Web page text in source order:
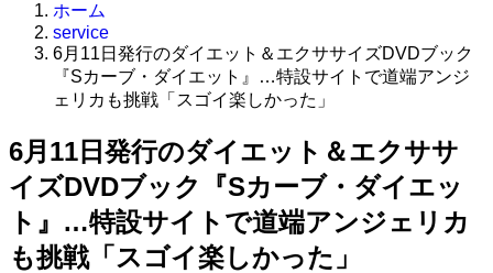
ホーム
service
6月11日発行のダイエット＆エクササイズDVDブック
『Sカーブ・ダイエット』…特設サイトで道端アンジ
ェリカも挑戦「スゴイ楽しかった」
6月11日発行のダイエット＆エクササ
イズDVDブック『Sカーブ・ダイエッ
ト』…特設サイトで道端アンジェリカ
も挑戦「スゴイ楽しかった」